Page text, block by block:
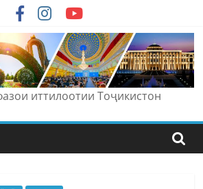
иттилоотии Тоҷикистон